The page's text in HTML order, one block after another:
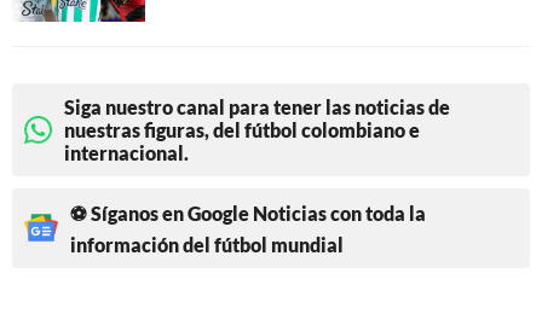
Siga nuestro canal para tener las noticias de
nuestras figuras, del fútbol colombiano e
internacional.
⚽ Síganos en Google Noticias con toda la
información del fútbol mundial